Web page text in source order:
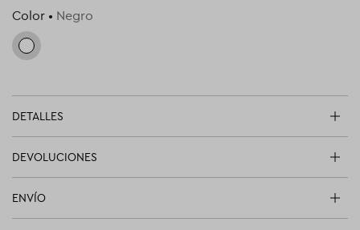
Color • Negro
DETALLES
DEVOLUCIONES
ENVÍO